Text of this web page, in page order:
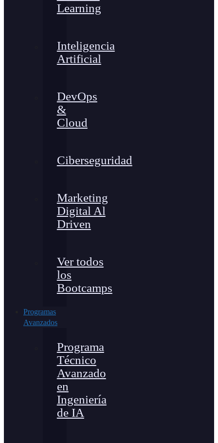
Learning
Inteligencia
Artificial
DevOps
&
Cloud
Ciberseguridad
Marketing
Digital Al
Driven
Ver todos
los
Bootcamps
Programas
Avanzados
Programa
Técnico
Avanzado
en
Ingeniería
de IA